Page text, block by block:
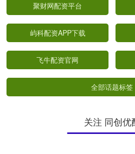
聚财网配资平台
屿科配资APP下载
飞牛配资官网
全部话题标签
关注 同创优